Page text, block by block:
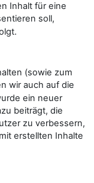
Inhalt für eine
soll,
(sowie zum
wir auch auf die
ein neuer
beiträgt, die
zu verbessern,
erstellten Inhalte